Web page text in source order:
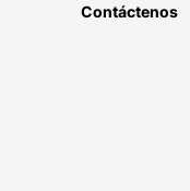
Contáctenos